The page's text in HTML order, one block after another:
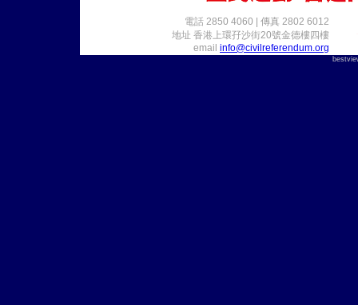
電話 2850 4060 | 傳真 2802 6012
地址 香港上環孖沙街20號金德樓四樓
email info@civilreferendum.org